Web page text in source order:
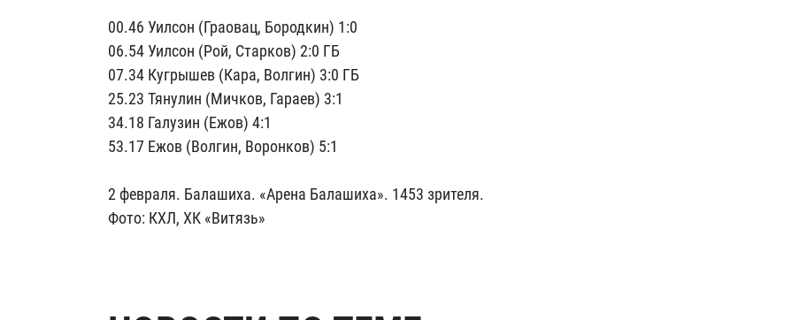
00.46 Уилсон (Граовац, Бородкин) 1:0
06.54 Уилсон (Рой, Старков) 2:0 ГБ
07.34 Кугрышев (Кара, Волгин) 3:0 ГБ
25.23 Тянулин (Мичков, Гараев) 3:1
34.18 Галузин (Ежов) 4:1
53.17 Ежов (Волгин, Воронков) 5:1
2 февраля. Балашиха. «Арена Балашиха». 1453 зрителя.
Фото: КХЛ, ХК «Витязь»